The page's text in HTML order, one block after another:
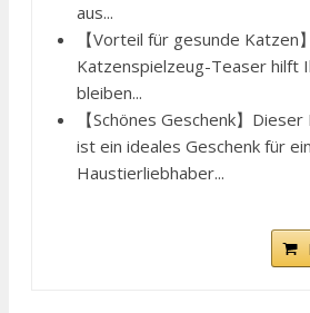
aus...
【Vorteil für gesunde Katzen
Katzenspielzeug-Teaser hilft
bleiben...
【Schönes Geschenk】
ist ein ideales Geschenk für
Haustierliebhaber...